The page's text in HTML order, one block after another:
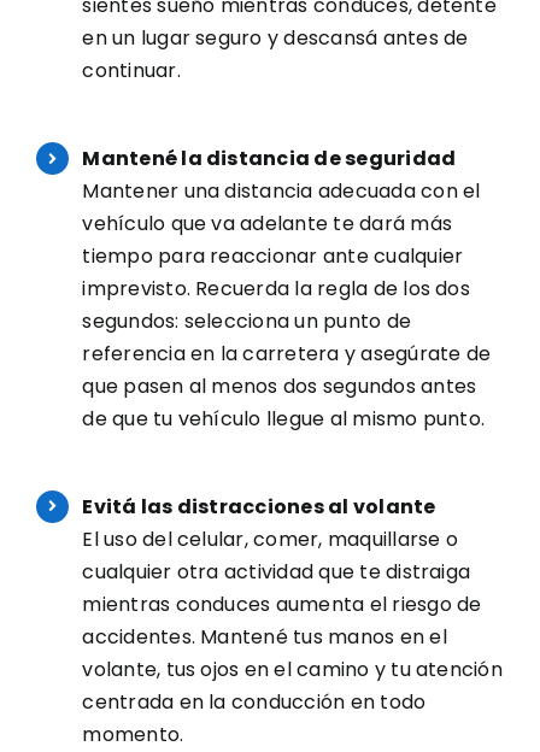
sientes sueño mientras conduces, detente
en un lugar seguro y descansá antes de
continuar.
Mantené la distancia de seguridad
Mantener una distancia adecuada con el
vehículo que va adelante te dará más
tiempo para reaccionar ante cualquier
imprevisto. Recuerda la regla de los dos
segundos: selecciona un punto de
referencia en la carretera y asegúrate de
que pasen al menos dos segundos antes
de que tu vehículo llegue al mismo punto.
Evitá las distracciones al volante
El uso del celular, comer, maquillarse o
cualquier otra actividad que te distraiga
mientras conduces aumenta el riesgo de
accidentes. Mantené tus manos en el
volante, tus ojos en el camino y tu atención
centrada en la conducción en todo
momento.